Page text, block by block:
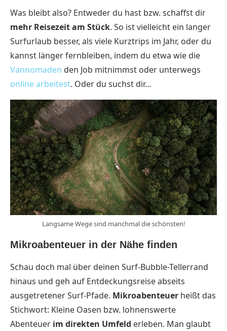
Was bleibt also? Entweder du hast bzw. schaffst dir
mehr Reisezeit am Stück. So ist vielleicht ein langer
Surfurlaub besser, als viele Kurztrips im Jahr, oder du
kannst länger fernbleiben, indem du etwa wie die
Vannomaden den Job mitnimmst oder unterwegs
online arbeitest. Oder du suchst dir…
Langsame Wege sind manchmal die schönsten!
Mikroabenteuer in der Nähe finden
Schau doch mal über deinen Surf-Bubble-Tellerrand
hinaus und geh auf Entdeckungsreise abseits
ausgetretener Surf-Pfade. Mikroabenteuer heißt das
Stichwort: Kleine Oasen bzw. lohnenswerte
Abenteuer im direkten Umfeld erleben. Man glaubt